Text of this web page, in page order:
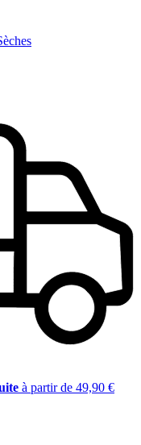
à partir de 49,90 €